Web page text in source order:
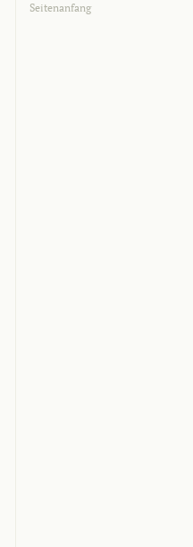
Seitenanfang